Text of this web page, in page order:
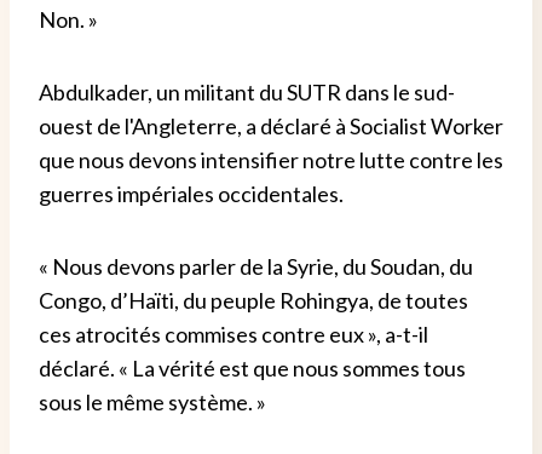
Non. »
Abdulkader, un militant du SUTR dans le sud-
ouest de l'Angleterre, a déclaré à Socialist Worker
que nous devons intensifier notre lutte contre les
guerres impériales occidentales.
« Nous devons parler de la Syrie, du Soudan, du
Congo, d’Haïti, du peuple Rohingya, de toutes
ces atrocités commises contre eux », a-t-il
déclaré. « La vérité est que nous sommes tous
sous le même système. »